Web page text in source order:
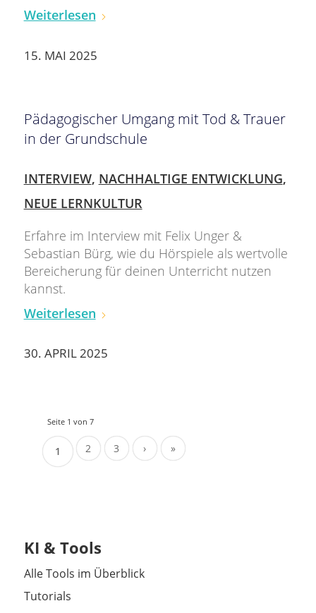
Weiterlesen
15. MAI 2025
Pädagogischer Umgang mit Tod & Trauer
in der Grundschule
INTERVIEW, NACHHALTIGE ENTWICKLUNG,
NEUE LERNKULTUR
Erfahre im Interview mit Felix Unger &
Sebastian Bürg, wie du Hörspiele als wertvolle
Bereicherung für deinen Unterricht nutzen
kannst.
Weiterlesen
30. APRIL 2025
Seite 1 von 7
1 2 3 › »
KI & Tools
Alle Tools im Überblick
Tutorials